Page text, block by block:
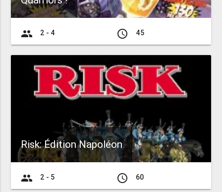
group 2 - 4 access_time 45
Risk: Édition Napoléon
group 2 - 5 access_time 60